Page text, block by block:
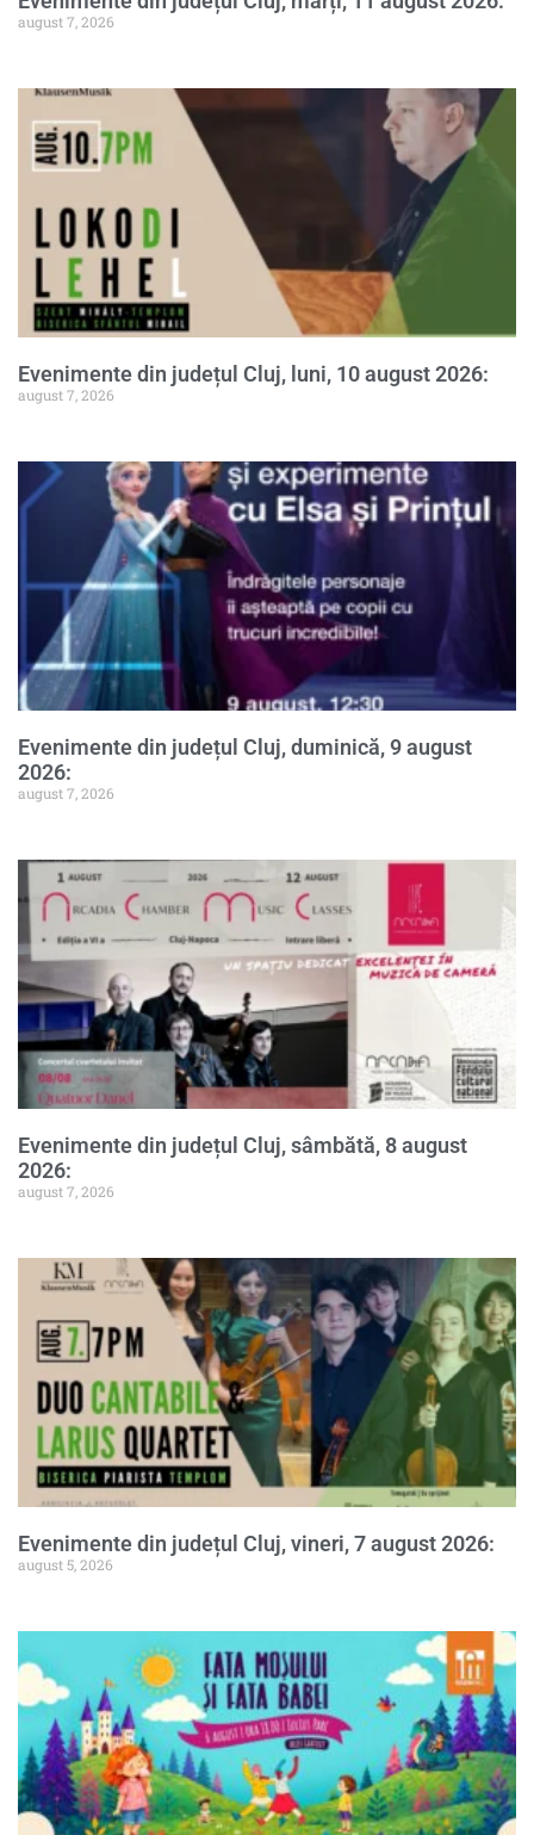
august 7, 2026
Evenimente din județul Cluj, luni, 10 august 2026:
august 7, 2026
Evenimente din județul Cluj, duminică, 9 august
2026:
august 7, 2026
Evenimente din județul Cluj, sâmbătă, 8 august
2026:
august 7, 2026
Evenimente din județul Cluj, vineri, 7 august 2026:
august 5, 2026